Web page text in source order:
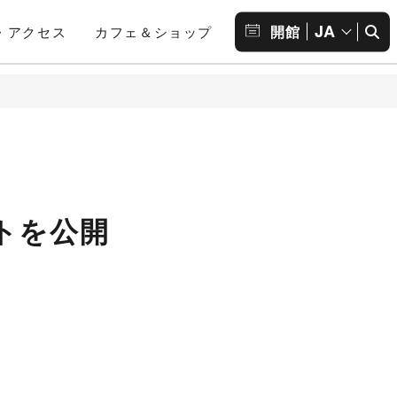
アクセス カフェ＆ショップ 開館 JA
を公開